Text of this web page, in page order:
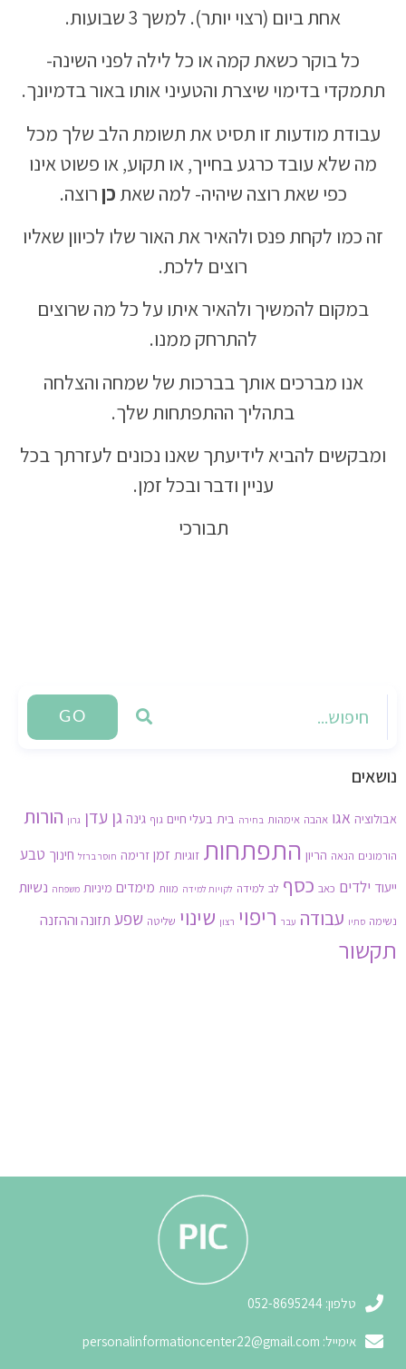
אחת ביום (רצוי יותר). למשך 3 שבועות.
כל בוקר כשאת קמה או כל לילה לפני השינה-
תתמקדי בדימוי שיצרת והטעיני אותו באור בדמיונך.
עבודת מודעות זו תסיט את תשומת הלב שלך מכל
מה שלא עובד כרגע בחייך, או תקוע, או פשוט אינו
כפי שאת רוצה שיהיה- למה שאת כןרוצה.
זה כמו לקחת פנס ולהאיר את האור שלו לכיוון שאליו
רוצים ללכת.
במקום להמשיך ולהאיר איתו על כל מה שרוצים
להתרחק ממנו.
אנו מברכים אותך בברכות של שמחה והצלחה
בתהליך ההתפתחות שלך.
ומבקשים להביא לידיעתך שאנו נכונים לעזרתך בכל
עניין ודבר ובכל זמן.
תבורכי
GO
נושאים
אבולוציה אגו אהבה אימהות בחירה בית בעלי חיים גוף גינה גן עדן גרון הורות
הורמונים הנאה הריון התפתחות זוגיות זמן זרימה חוסר ברזל חינוך טבע
ייעוד ילדים כאב כסף לב למידה לקויות למידה מוות מימדים מיניות משפחה נשיות
נשימה סתיו עבודה עבר ריפוי רצון שינוי שליטה שפע תזונה וההזנה
תקשור
טלפון: 052-8695244
אימייל: personalinformationcenter22@gmail.com